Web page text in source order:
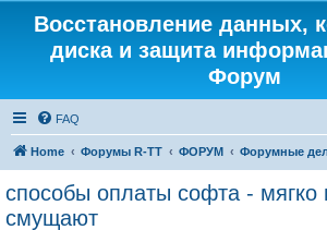
Восстановление данных,
диска и защита
Форум
FAQ
Home Форумы R-TT ФОРУМ Форумные
способы оплаты софта - мягко
смущают